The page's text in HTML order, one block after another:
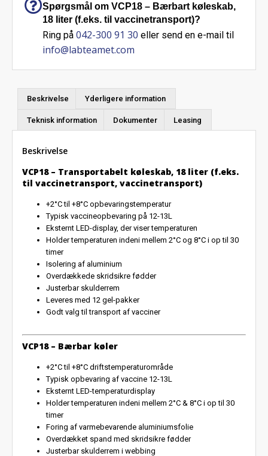
Spørgsmål om VCP18 – Bærbart køleskab,
18 liter (f.eks. til vaccinetransport)?
Ring på 042-300 91 30 eller send en e-mail til
info@labteamet.com
Beskrivelse Yderligere information
Teknisk information Dokumenter Leasing
Beskrivelse
VCP18 – Transportabelt køleskab, 18 liter (f.eks.
til vaccinetransport, vaccinetransport)
+2°C til +8°C opbevaringstemperatur
Typisk vaccineopbevaring på 12-13L
Eksternt LED-display, der viser temperaturen
Holder temperaturen indeni mellem 2°C og 8°C i op til 30
timer
Isolering af aluminium
Overdækkede skridsikre fødder
Justerbar skulderrem
Leveres med 12 gel-pakker
Godt valg til transport af vacciner
VCP18 – Bærbar køler
+2°C til +8°C driftstemperaturområde
Typisk opbevaring af vaccine 12-13L
Eksternt LED-temperaturdisplay
Holder temperaturen indeni mellem 2°C & 8°C i op til 30
timer
Foring af varmebevarende aluminiumsfolie
Overdækket spand med skridsikre fødder
Justerbar skulderrem i webbing